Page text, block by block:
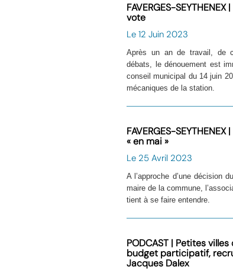
FAVERGES-
vote
Le 12 Juin 2023
Après un an de travail, de
débats, le dénouement est
conseil municipal du 14 juin
mécaniques de la station.
FAVERGES-
« en mai »
Le 25 Avril 2023
A l’approche d’une décision
maire de la commune,
tient à se faire entendre.
PODCAST | Petites
budget participatif,
Jacques Dalex